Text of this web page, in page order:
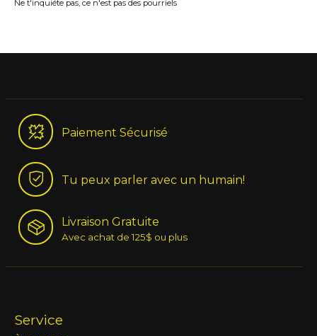
Ne t'inquiéte pas, ce n'est pas des pourriels
Paiement Sécurisé
Tu peux parler avec un humain!
Livraison Gratuite
Avec achat de 125$ ou plus
Service